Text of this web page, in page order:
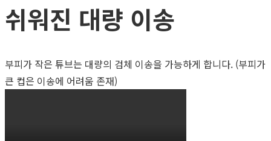
쉬워진 대량 이송
부피가 작은 튜브는 대량의 검체 이송을 가능하게 합니다. (부피가
큰 컵은 이송에 어려움 존재)